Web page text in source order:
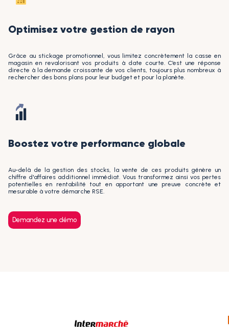
Optimisez votre gestion de rayon
Grâce au stickage promotionnel, vous limitez concrètement la casse en
magasin en revalorisant vos produits à date courte. C’est une réponse
directe à la demande croissante de vos clients, toujours plus nombreux à
rechercher des bons plans pour leur budget et pour la planète.
Boostez votre performance globale
Au-delà de la gestion des stocks, la vente de ces produits génère un
chiffre d'affaires additionnel immédiat. Vous transformez ainsi vos pertes
potentielles en rentabilité tout en apportant une preuve concrète et
mesurable à votre démarche RSE.
Demandez une démo